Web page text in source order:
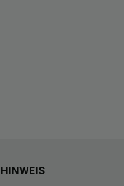
HINWEIS